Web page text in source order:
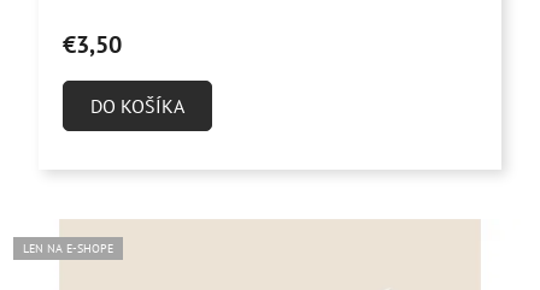
€3,50
DO KOŠÍKA
LEN NA E-SHOPE